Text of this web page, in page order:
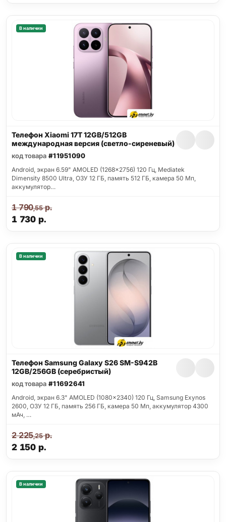
В наличии
Телефон Xiaomi 17T 12GB/512GB
международная версия (светло-сиреневый)
код товара #11951090
Android, экран 6.59" AMOLED (1268x2756) 120 Гц, Mediatek
Dimensity 8500 Ultra, ОЗУ 12 ГБ, память 512 ГБ, камера 50 Мп,
аккумулятор…
1 730 р.
1 790,55р.
В наличии
Телефон Samsung Galaxy S26 SM-S942B
12GB/256GB (серебристый)
код товара #11692641
Android, экран 6.3" AMOLED (1080x2340) 120 Гц, Samsung Exynos
2600, ОЗУ 12 ГБ, память 256 ГБ, камера 50 Мп, аккумулятор 4300
мАч, …
2 150 р.
2 225,25р.
В наличии